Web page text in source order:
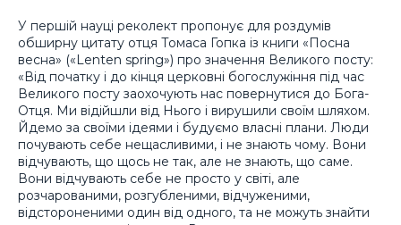
У першій науці реколект пропонує для роздумів
обширну цитату отця Томаса Гопка із книги «Посна
весна» («Lenten spring») про значення Великого посту:
«Від початку і до кінця церковні богослужіння під час
Великого посту заохочують нас повернутися до Бога-
Отця. Ми відійшли від Нього і вирушили своїм шляхом.
Йдемо за своїми ідеями і будуємо власні плани. Люди
почувають себе нещасливими, і не знають чому. Вони
відчувають, що щось не так, але не знають, що саме.
Вони відчувають себе не просто у світі, але
розчарованими, розгубленими, відчуженими,
відстороненими один від одного, та не можуть знайти